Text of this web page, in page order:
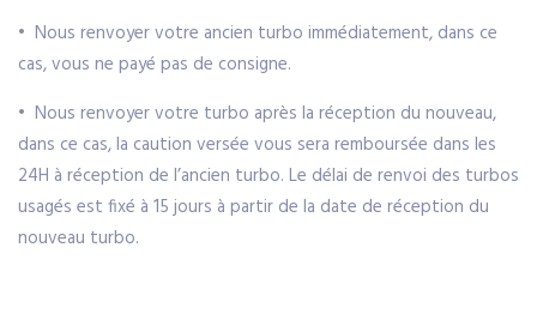
• Nous renvoyer votre ancien turbo immédiatement, dans ce
cas, vous ne payé pas de consigne.
• Nous renvoyer votre turbo après la réception du nouveau,
dans ce cas, la caution versée vous sera remboursée dans les
24H à réception de l’ancien turbo. Le délai de renvoi des turbos
usagés est fixé à 15 jours à partir de la date de réception du
nouveau turbo.